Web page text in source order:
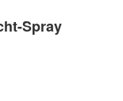
Spray